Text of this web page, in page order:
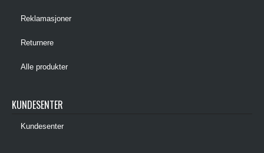
Reklamasjoner
Returnere
Alle produkter
KUNDESENTER
Kundesenter